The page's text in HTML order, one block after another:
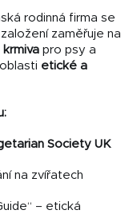
rodinná firma se
zaměřuje na
pro psy a
etické a
Society UK
na zvířatech
– etická